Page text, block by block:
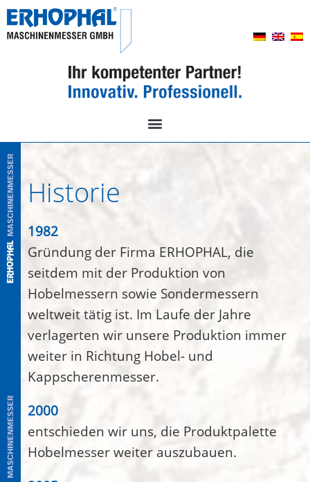
Historie
1982
Gründung der Firma ERHOPHAL, die
seitdem mit der Produktion von
Hobelmessern sowie Sondermessern
weltweit tätig ist. Im Laufe der Jahre
verlagerten wir unsere Produktion immer
weiter in Richtung Hobel- und
Kappscherenmesser.
2000
entschieden wir uns, die Produktpalette
Hobelmesser weiter auszubauen.